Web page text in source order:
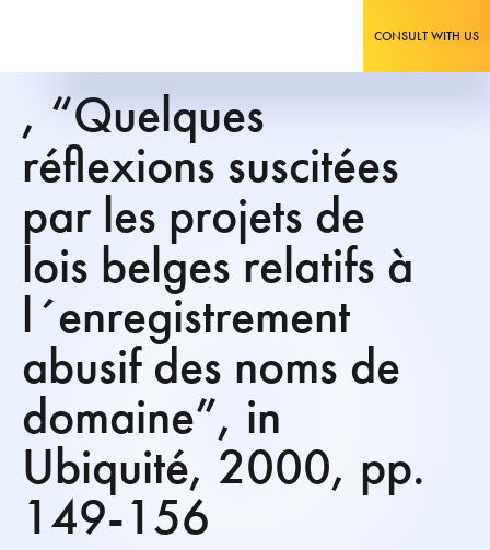
CONSULT WITH US
, “Quelques
réflexions suscitées
par les projets de
lois belges relatifs à
l´enregistrement
abusif des noms de
domaine”, in
Ubiquité, 2000, pp.
149-156